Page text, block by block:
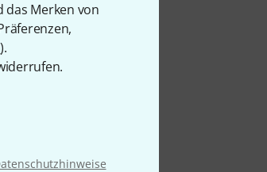
das Merken von
).